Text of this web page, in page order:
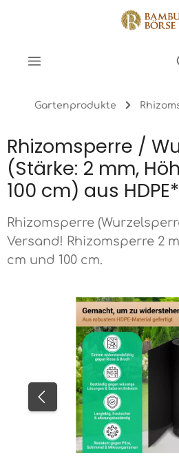
Gartenprodukte
Rhizomsperre /
(Stärke: 2 mm,
100 cm) aus HDPE*
Rhizomsperre
Versand! Rhizomsperre 2
cm und 100 cm.
Bildergalerie